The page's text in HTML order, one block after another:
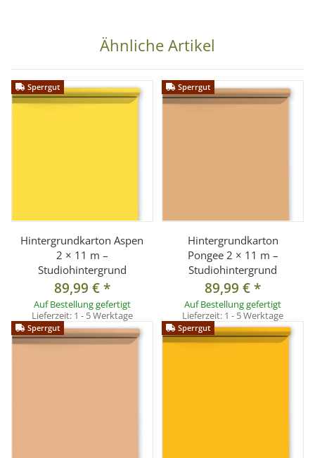
Ähnliche Artikel
Sperrgut
Hintergrundkarton Aspen
2 × 11 m –
Studiohintergrund
89,99 €*
Auf Bestellung gefertigt
Lieferzeit: 1 - 5 Werktage
Sperrgut
Hintergrundkarton
Pongee 2 × 11 m –
Studiohintergrund
89,99 €*
Auf Bestellung gefertigt
Lieferzeit: 1 - 5 Werktage
Sperrgut Sperrgut